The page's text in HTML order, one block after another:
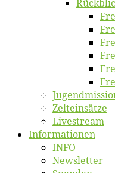
Zelt­ein­sät­ze
Live­stream
Informatio­nen
INFO
News­let­ter